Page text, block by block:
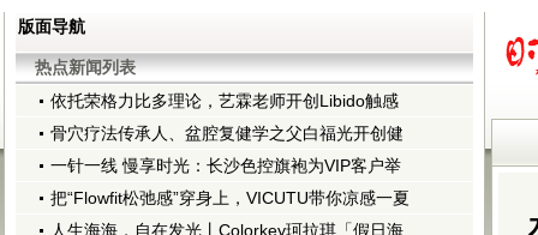
版面导航
热点新闻列表
依托荣格力比多理论，艺霖老师开创Libido触感
骨穴疗法传承人、盆腔复健学之父白福光开创健
一针一线 慢享时光：长沙色控旗袍为VIP客户举
把“Flowfit松弛感”穿身上，VICUTU带你凉感一夏
人生海海，自在发光丨Colorkey珂拉琪「假日海